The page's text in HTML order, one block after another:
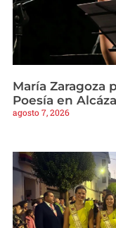
María Zaragoza
Poesía en
agosto 7, 2026